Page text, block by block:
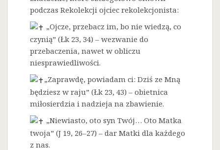
podczas Rekolekcji ojciec rekolekcjonista:
„Ojcze, przebacz im, bo nie wiedzą, co
czynią” (Łk 23, 34) – wezwanie do
przebaczenia, nawet w obliczu
niesprawiedliwości.
„Zaprawdę, powiadam ci: Dziś ze Mną
będziesz w raju” (Łk 23, 43) – obietnica
miłosierdzia i nadzieja na zbawienie.
„Niewiasto, oto syn Twój… Oto Matka
twoja” (J 19, 26–27) – dar Matki dla każdego
z nas.